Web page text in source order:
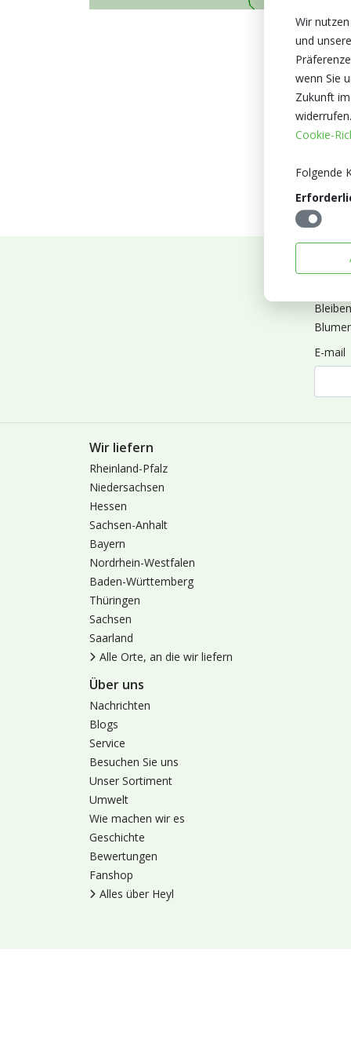
E-mail
Wir liefern
Rheinland-Pfalz
Niedersachsen
Hessen
Sachsen-Anhalt
Bayern
Nordrhein-Westfalen
Baden-Württemberg
Thüringen
Sachsen
Saarland
Alle Orte, an die wir liefern
Über uns
Nachrichten
Blogs
Service
Besuchen Sie uns
Unser Sortiment
Umwelt
Wie machen wir es
Geschichte
Bewertungen
Fanshop
Alles über Heyl
Wir
und
wenn Sie
Zukunft
Cookie-
Folgende